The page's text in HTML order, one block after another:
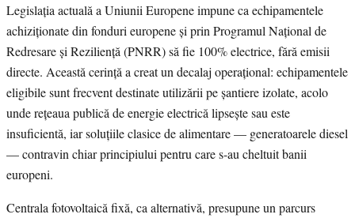
Legislația actuală a Uniunii Europene impune ca echipamentele
achiziționate din fonduri europene și prin Programul Național de
Redresare și Reziliență (PNRR) să fie 100% electrice, fără emisii
directe. Această cerință a creat un decalaj operațional: echipamentele
eligibile sunt frecvent destinate utilizării pe șantiere izolate, acolo
unde rețeaua publică de energie electrică lipsește sau este
insuficientă, iar soluțiile clasice de alimentare — generatoarele diesel
— contravin chiar principiului pentru care s-au cheltuit banii
europeni.
Centrala fotovoltaică fixă, ca alternativă, presupune un parcurs